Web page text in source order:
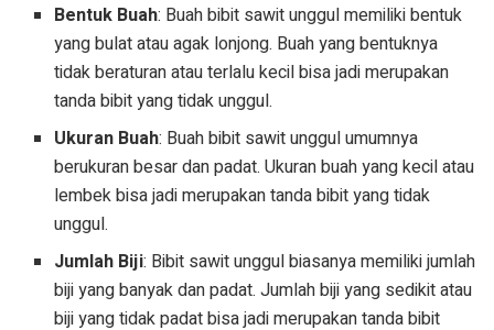
Bentuk Buah: Buah bibit sawit unggul memiliki bentuk
yang bulat atau agak lonjong. Buah yang bentuknya
tidak beraturan atau terlalu kecil bisa jadi merupakan
tanda bibit yang tidak unggul.
Ukuran Buah: Buah bibit sawit unggul umumnya
berukuran besar dan padat. Ukuran buah yang kecil atau
lembek bisa jadi merupakan tanda bibit yang tidak
unggul.
Jumlah Biji: Bibit sawit unggul biasanya memiliki jumlah
biji yang banyak dan padat. Jumlah biji yang sedikit atau
biji yang tidak padat bisa jadi merupakan tanda bibit